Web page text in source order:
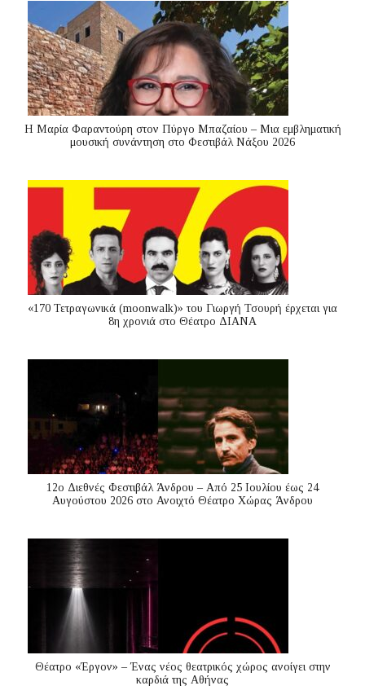
Η Μαρία Φαραντούρη στον Πύργο Μπαζαίου – Μια εμβληματική
μουσική συνάντηση στο Φεστιβάλ Νάξου 2026
«170 Τετραγωνικά (moonwalk)» του Γιωργή Τσουρή έρχεται για
8η χρονιά στο Θέατρο ΔΙΑΝΑ
12ο Διεθνές Φεστιβάλ Άνδρου – Από 25 Ιουλίου έως 24
Αυγούστου 2026 στο Ανοιχτό Θέατρο Χώρας Άνδρου
Θέατρο «Έργον» – Ένας νέος θεατρικός χώρος ανοίγει στην
καρδιά της Αθήνας